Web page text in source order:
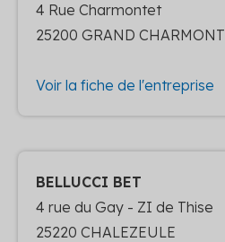
4 Rue Charmontet
25200 GRAND CHARMONT
Voir la fiche de l'entreprise
BELLUCCI BET
4 rue du Gay - ZI de Thise
25220 CHALEZEULE